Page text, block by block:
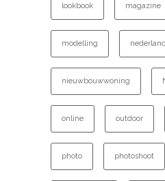
lookbook magazine
modelling nederland
nieuwbouwwoning
online outdoor
photo photoshoot